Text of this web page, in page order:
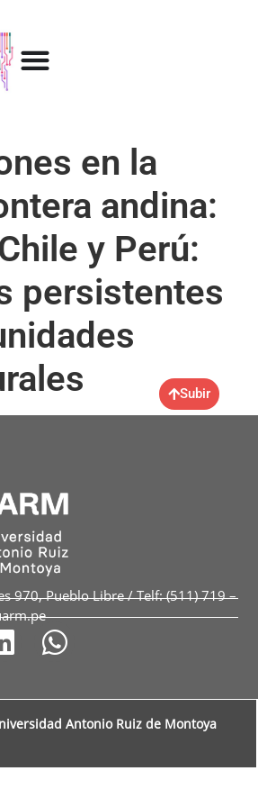
en la
andina:
y Perú:
persistentes
970, Pueblo Libre / Telf: (511) 719 –
Subir
Antonio Ruiz de Montoya